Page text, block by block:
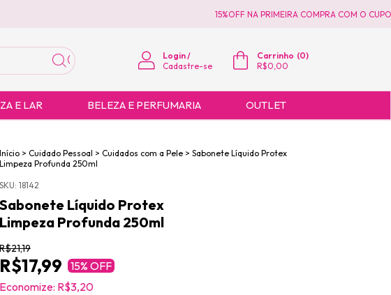
15%OFF NA PRIMEIRA COMPRA COM O CUPOM
Login /
Cadastre-se
Carrinho (0)
R$0,00
E LAR BELEZA E PERFUMARIA OUTLET
Início > Cuidado Pessoal > Cuidados com a Pele > Sabonete Líquido Protex
Limpeza Profunda 250ml
SKU: 18142
Sabonete Líquido Protex
Limpeza Profunda 250ml
R$17,99 15% OFF
Economize: R$3,20